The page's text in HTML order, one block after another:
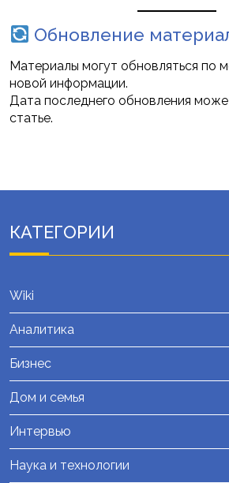
Обновление
Материалы могут обновляться по
новой информации.
Дата последнего обновления
статье.
КАТЕГОРИИ
Wiki
Аналитика
Бизнес
Дом и семья
Интервью
Наука и технологии